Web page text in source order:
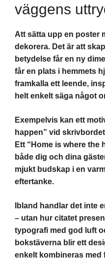
väggens
Att sätta upp en poster
dekorera. Det är att
betydelse får en ny
får en plats i hemmets
framkalla ett leende,
helt enkelt säga något
Exempelvis kan ett
happen” vid
Ett “Home is where the
både dig och dina
mjukt budskap i en
eftertanke.
Ibland handlar det inte
– utan hur citatet
typografi med god luft
bokstäverna blir ett
enkelt kombineras med